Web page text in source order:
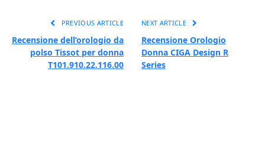
PREVIOUS ARTICLE
Recensione dell’orologio da
polso Tissot per donna
T101.910.22.116.00
NEXT ARTICLE
Recensione Orologio
Donna CIGA Design R
Series